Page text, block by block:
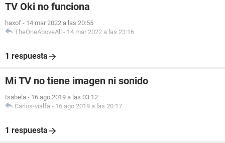
TV Oki no funciona
haxof - 14 mar 2022 a las 20:55
TheOneAboveAll - 14 mar 2022 a las 23:16
1 respuesta
Mi TV no tiene imagen ni sonido
Isabela - 16 ago 2019 a las 03:12
Carlos-vialfa - 16 ago 2019 a las 20:17
1 respuesta